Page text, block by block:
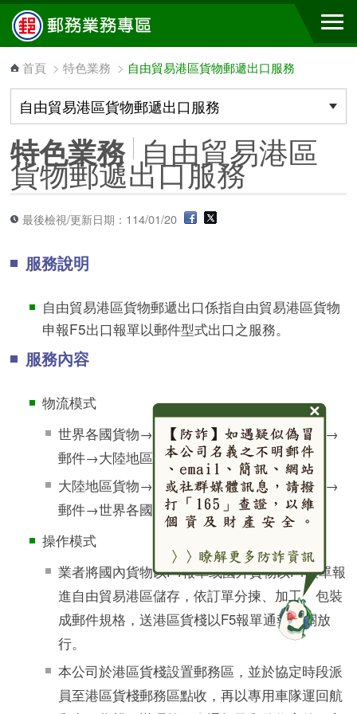
跳到主要內容區塊
首頁 >特色業務 > 自由貿易港區貨物郵遞出口服務
特色業務 自由貿易港區
貨物郵遞出口服務
最後檢視/更新日期：114/01/20
服務說明
自由貿易港區貨物郵遞出口係指自由貿易港區貨物
申報F5出口報單以郵件型式出口之服務。
服務內容
物流模式
世界各國貨物→自由港區(儲存、重整、發貨)→
郵件→大陸地區(出口)、台灣(進口)。
大陸地區貨物→自由港區(儲存、重整、發貨)→
郵件→世界各國(出口)、台灣(進口)。
操作模式
業者將國內貨物以F4報單或國外貨物以F1報單報
進自由貿易港區儲存，依訂單分揀、加工、包裝
成郵件規格，送港區貨棧以F5報單通報海關放
行。
本公司於港區貨棧設置郵務區，並於協定時段派
員至港區貨棧郵務區點收，再以專用車隊運回航